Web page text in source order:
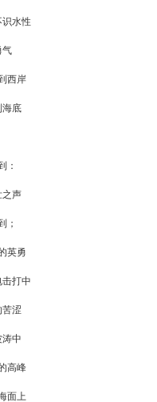
水性
气
西岸
海底
：
之声
；
英勇
打中
涩
中
高峰
面上